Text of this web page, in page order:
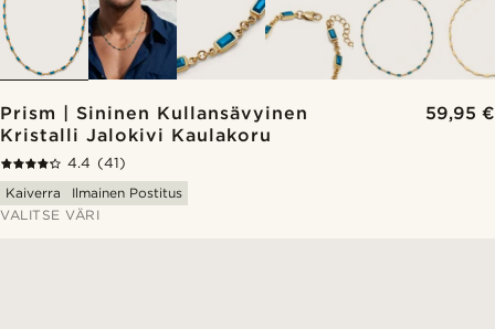
Prism | Sininen Kullansävyinen
Kristalli Jalokivi Kaulakoru
59,95 €
4.4 (41)
Kaiverra
Ilmainen Postitus
VALITSE VÄRI